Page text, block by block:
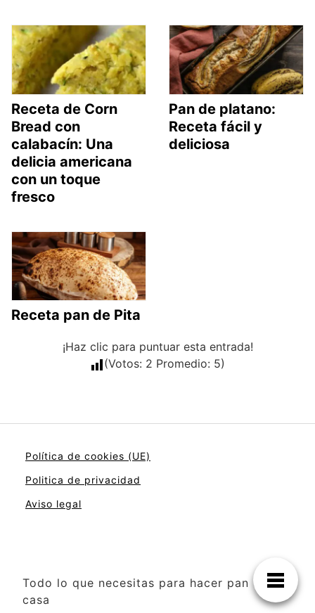
Receta de Corn
Bread con
calabacín: Una
delicia americana
con un toque
fresco
Pan de platano:
Receta fácil y
deliciosa
Receta pan de Pita
¡Haz clic para puntuar esta entrada!
(Votos: 2 Promedio: 5)
Política de cookies (UE)
Politica de privacidad
Aviso legal
Todo lo que necesitas para hacer pan en
casa